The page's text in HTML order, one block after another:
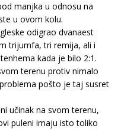
manjka u odnosu na
u ovom kolu.
odigrao dvanaest
trijumfa, tri remija, ali i
kada je bilo 2:1.
terenu protiv nimalo
pošto je taj susret
učinak na svom terenu,
puleni imaju isto toliko